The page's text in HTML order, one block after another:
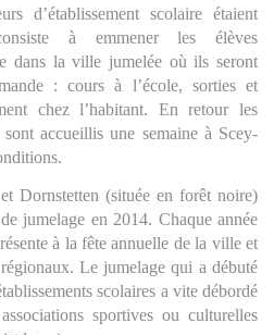
d’établissement scolaire étaient
à emmener les élèves
dans la ville jumelée où ils seront
: cours à l’école, sorties et
chez l’habitant. En retour les
accueillis une semaine à Scey-
Dornstetten (située en forêt noire)
jumelage en 2014. Chaque année
à la fête annuelle de la ville et
Le jumelage qui a débuté
scolaires a vite débordé
sportives ou culturelles